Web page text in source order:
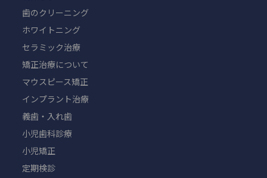
歯のクリーニング
ホワイトニング
セラミック治療
矯正治療について
マウスピース矯正
インプラント治療
義歯・入れ歯
小児歯科診療
小児矯正
定期検診